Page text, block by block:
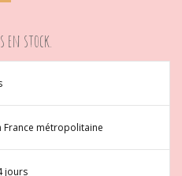
en stock.
France métropolitaine
jours